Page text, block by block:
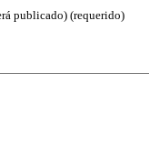
publicado) (requerido)